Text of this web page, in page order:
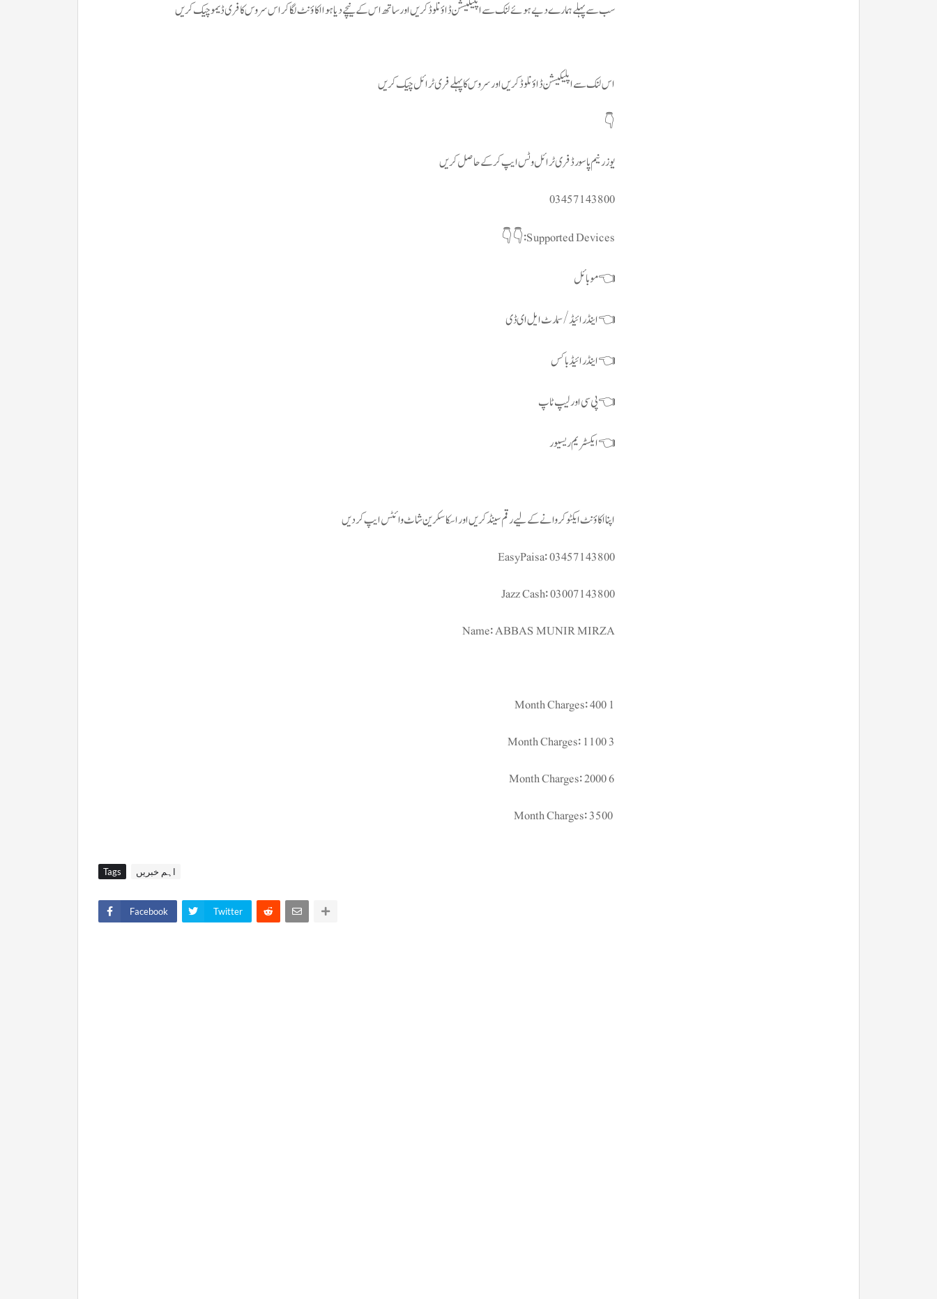
سب سے پہلے ہمارے دیے ہوئے لنک سے اپلیکیشن ڈاؤنلوڈ کریں اور ساتھ اس کے نیچے دیا ہوا اکاؤنٹ لگا کر اس سروس کا فری ڈیمو چیک کریں
اس لنک سے اپلیکیشن ڈاؤنلوڈ کریں اور سروس کا پہلے فری ٹرائل چیک کریں
👇
یوزر نیم پاسورڈ فری ٹرائل وٹس ایپ کرکے حاصل کریں
03457143800
Supported Devices:👇👇
👈 موبائل
👈 اینڈرائیڈ/سمارٹ ایل ای ڈی
👈 اینڈرائیڈ باکس
👈 پی سی اور لیپ ٹاپ
👈 ایکسٹریم ریسیور
اپنا اکاؤنٹ ایکٹو کروانے کے لیے رقم سینڈ کریں اور اسکا سکرین شاٹ وائٹس ایپ کر دیں
EasyPaisa: 03457143800
Jazz Cash: 03007143800
Name: ABBAS MUNIR MIRZA
1 Month Charges: 400
3 Month Charges: 1100
6 Month Charges: 2000
Tags اہم خبریں
Facebook Twitter